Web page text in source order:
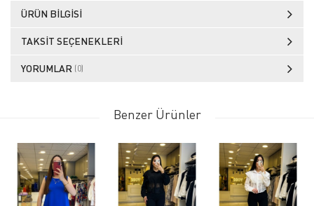
ÜRÜN BILGISI
TAKSIT SEÇENEKLERI
YORUMLAR (0)
Benzer Ürünler